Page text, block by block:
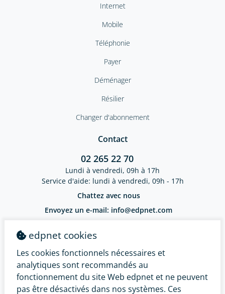
Internet
Mobile
Téléphonie
Payer
Déménager
Résilier
Changer d'abonnement
Contact
02 265 22 70
Lundi à vendredi, 09h à 17h
Service d'aide: lundi à vendredi, 09h - 17h
Chattez avec nous
Envoyez un e-mail: info@edpnet.com
EDPNET Belgium SA / Bellestraat 30
IBAN: BE18 3632 2574 0965 - BIC: BBRUBEBB
Service des Plaintes
edpnet cookies
Les cookies fonctionnels nécessaires et
analytiques sont recommandés au
fonctionnement du site Web edpnet et ne peuvent
pas être désactivés dans nos systèmes. Ces